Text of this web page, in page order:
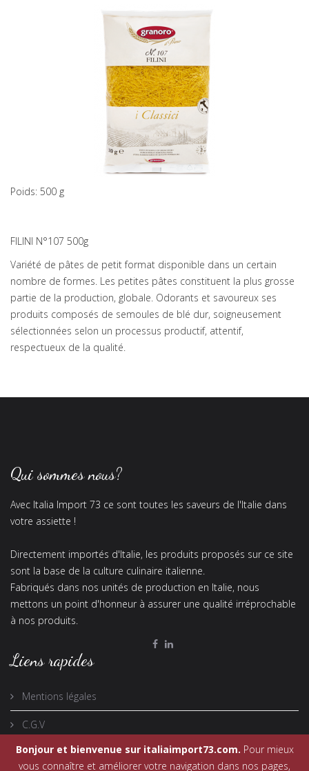
Poids: 500 g
FILINI N°107 500g
Variété de pâtes de petit format disponible dans un certain
nombre de formes. Les petites pâtes constituent la plus grosse
partie de la production, globale. Odorants et savoureux ses
produits composés de semoules de blé dur, soigneusement
sélectionnées selon un processus productif, attentif,
respectueux de la qualité.
Qui sommes nous?
Avec Italia Import 73 ce sont toutes les saveurs de l'Italie dans
votre assiette !
Directement importés d'Italie, les produits proposés sur ce site
sont la base de la culture culinaire italienne.
Fabriqués dans nos unités de production en Italie, nous
mettons un point d'honneur à assurer une qualité irréprochable
à nos produits.
Liens rapides
Mentions légales
C.G.V
Bonjour et bienvenue sur italiaimport73.com. Pour mieux
vous connaître et améliorer votre navigation dans nos pages,